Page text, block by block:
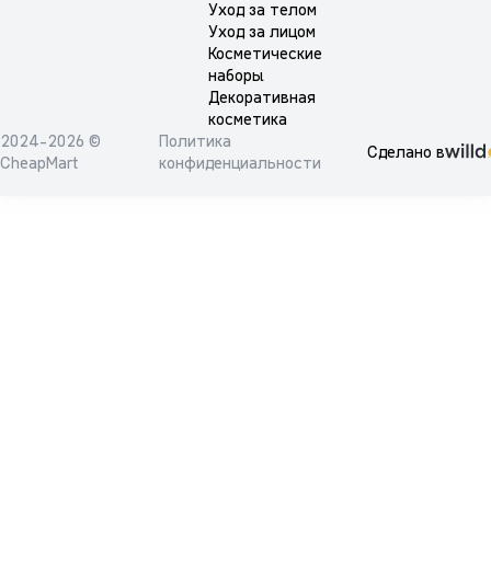
Уход за телом
Уход за лицом
Косметические
наборы
Декоративная
косметика
2024-2026 ©
CheapMart
Политика
конфиденциальности
Сделано в